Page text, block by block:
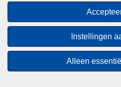
Instellingen
Alleen
© 2026